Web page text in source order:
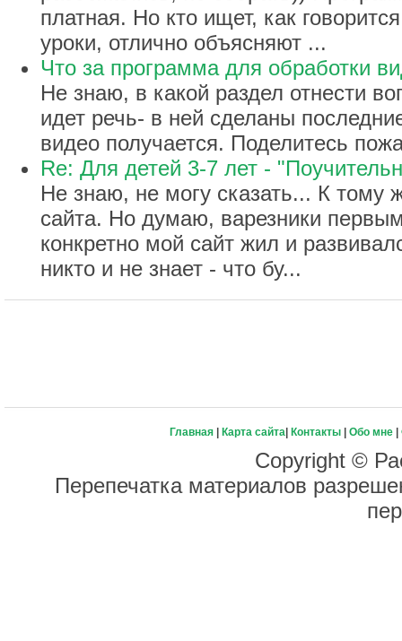
платная. Но кто ищет, как
уроки, отлично объясняют ...
Что за программа для обработки
Не знаю, в какой раздел отнести
идет речь- в ней сделаны
видео получается. Поделитесь
Re: Для детей 3-7 лет -
Не знаю, не могу сказать... К тому
сайта. Но думаю, варезники
конкретно мой сайт жил и
никто и не знает - что бу...
Главная| Карта сайта Контакты| Обо мне|
Copyright ©
Перепечатка материалов